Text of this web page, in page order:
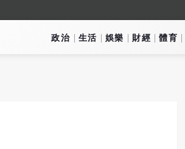
政治 生活 娛樂 財經 體育